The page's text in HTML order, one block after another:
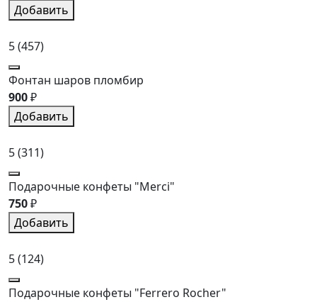
Добавить
5(457)
Фонтан шаров пломбир
900₽
Добавить
5(311)
Подарочные конфеты "Merci"
750₽
Добавить
5(124)
Подарочные конфеты "Ferrero Rocher"